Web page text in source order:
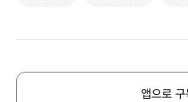
앱으로 구